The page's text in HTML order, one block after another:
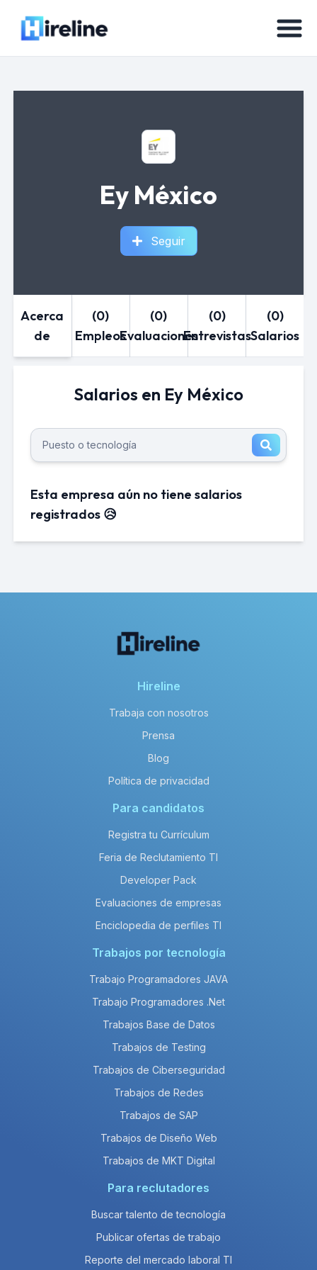
Ey México
Seguir
Acerca
de
(0)
Empleos
(0)
Evaluaciones
(0)
Entrevistas
(0)
Salarios
Salarios en Ey México
Esta empresa aún no tiene salarios
registrados 😥
Hireline
Trabaja con nosotros
Prensa
Blog
Política de privacidad
Para candidatos
Registra tu Currículum
Feria de Reclutamiento TI
Developer Pack
Evaluaciones de empresas
Enciclopedia de perfiles TI
Trabajos por tecnología
Trabajo Programadores JAVA
Trabajo Programadores .Net
Trabajos Base de Datos
Trabajos de Testing
Trabajos de Ciberseguridad
Trabajos de Redes
Trabajos de SAP
Trabajos de Diseño Web
Trabajos de MKT Digital
Para reclutadores
Buscar talento de tecnología
Publicar ofertas de trabajo
Reporte del mercado laboral TI